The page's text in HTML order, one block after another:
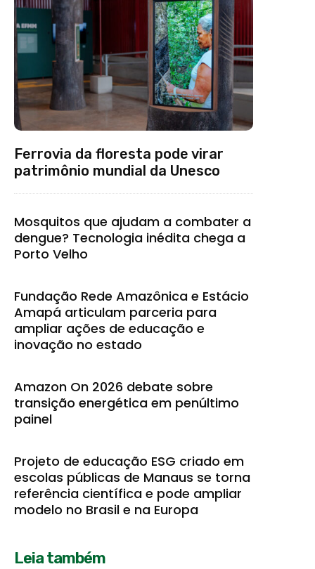
Ferrovia da floresta pode virar
patrimônio mundial da Unesco
Mosquitos que ajudam a combater a
dengue? Tecnologia inédita chega a
Porto Velho
Fundação Rede Amazônica e Estácio
Amapá articulam parceria para
ampliar ações de educação e
inovação no estado
Amazon On 2026 debate sobre
transição energética em penúltimo
painel
Projeto de educação ESG criado em
escolas públicas de Manaus se torna
referência científica e pode ampliar
modelo no Brasil e na Europa
Leia também